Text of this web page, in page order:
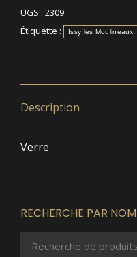
UGS : 2309
Étiquette :
Issy les Moulineaux
Description
Verre
RECHERCHE PAR NOM